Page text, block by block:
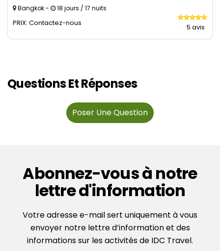
Bangkok - 18 jours / 17 nuits
PRIX: Contactez-nous 5 avis
Questions Et Réponses
Poser Une Question
Abonnez-vous à notre
lettre d'information
Votre adresse e-mail sert uniquement à vous
envoyer notre lettre d’information et des
informations sur les activités de IDC Travel.